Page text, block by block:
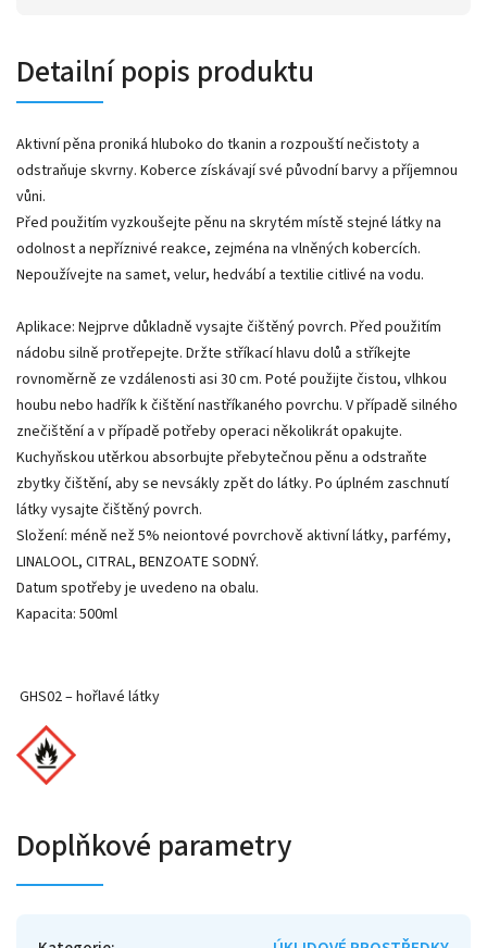
Detailní popis produktu
Aktivní pěna proniká hluboko do tkanin a rozpouští nečistoty a
odstraňuje skvrny. Koberce získávají své původní barvy a příjemnou
vůni.
Před použitím vyzkoušejte pěnu na skrytém místě stejné látky na
odolnost a nepříznivé reakce, zejména na vlněných kobercích.
Nepoužívejte na samet, velur, hedvábí a textilie citlivé na vodu.
Aplikace: Nejprve důkladně vysajte čištěný povrch. Před použitím
nádobu silně protřepejte. Držte stříkací hlavu dolů a stříkejte
rovnoměrně ze vzdálenosti asi 30 cm. Poté použijte čistou, vlhkou
houbu nebo hadřík k čištění nastříkaného povrchu. V případě silného
znečištění a v případě potřeby operaci několikrát opakujte.
Kuchyňskou utěrkou absorbujte přebytečnou pěnu a odstraňte
zbytky čištění, aby se nevsákly zpět do látky. Po úplném zaschnutí
látky vysajte čištěný povrch.
Složení: méně než 5% neiontové povrchově aktivní látky, parfémy,
LINALOOL, CITRAL, BENZOATE SODNÝ.
Datum spotřeby je uvedeno na obalu.
Kapacita: 500ml
GHS02 – hořlavé látky
Doplňkové parametry